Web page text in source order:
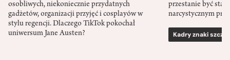
osobliwych, niekoniecznie przydatnych
gadżetów, organizacji przyjęć i cosplayów w
stylu regencji. Dlaczego TikTok pokochał
uniwersum Jane Austen?
przestanie być
narcystycznym
Kadry znaki